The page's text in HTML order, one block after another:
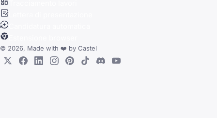
© 2026, Made with ❤️ by Castel